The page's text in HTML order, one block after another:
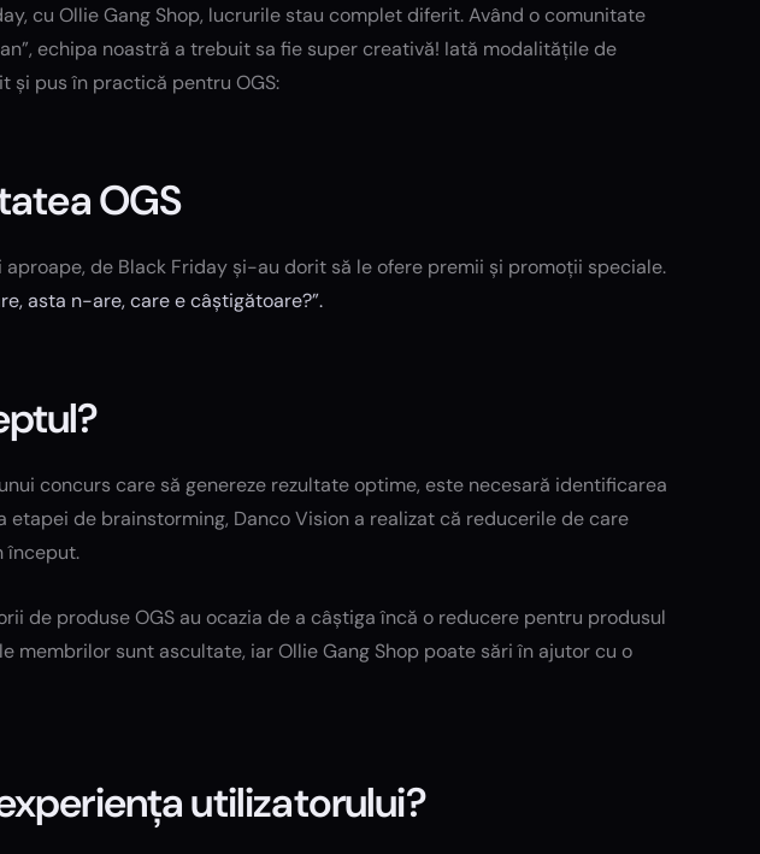
cu Ollie Gang Shop, lucrurile stau complet diferit. Având o comunitate
echipa noastră a trebuit sa fie super creativă! Iată modalitățile de
și pus în practică pentru OGS:
OGS
de Black Friday și-au dorit să le ofere premii și promoții speciale.
asta n-are, care e câștigătoare?”.
concurs care să genereze rezultate optime, este necesară identificarea
etapei de brainstorming, Danco Vision a realizat că reducerile de care
început.
de produse OGS au ocazia de a câștiga încă o reducere pentru produsul
membrilor sunt ascultate, iar Ollie Gang Shop poate sări în ajutor cu o
utilizatorului?